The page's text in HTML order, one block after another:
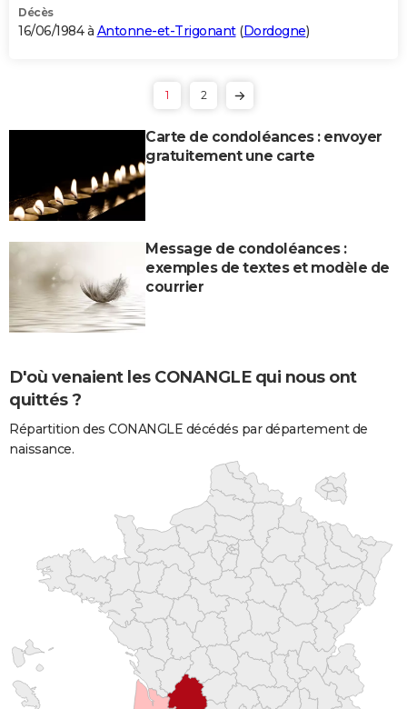
Décès
16/06/1984 à Antonne-et-Trigonant(Dordogne)
1 2
Carte de condoléances : envoyer
gratuitement une carte
Message de condoléances :
exemples de textes et modèle de
courrier
D'où venaient les CONANGLE qui nous ont
quittés ?
Répartition des CONANGLE décédés par département de
naissance.